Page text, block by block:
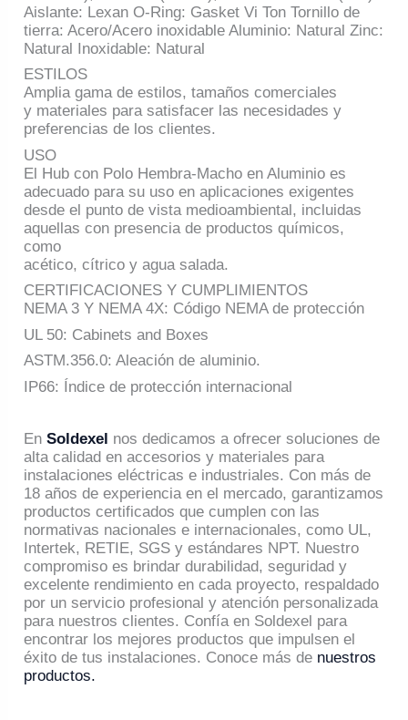
Aislante: Lexan O-Ring: Gasket Vi Ton Tornillo de
tierra: Acero/Acero inoxidable Aluminio: Natural Zinc:
Natural Inoxidable: Natural
ESTILOS
Amplia gama de estilos, tamaños comerciales
y materiales para satisfacer las necesidades y
preferencias de los clientes.
USO
El Hub con Polo Hembra-Macho en Aluminio es
adecuado para su uso en aplicaciones exigentes
desde el punto de vista medioambiental, incluidas
aquellas con presencia de productos químicos,
como
acético, cítrico y agua salada.
CERTIFICACIONES Y CUMPLIMIENTOS
NEMA 3 Y NEMA 4X: Código NEMA de protección
UL 50: Cabinets and Boxes
ASTM.356.0: Aleación de aluminio.
IP66: Índice de protección internacional
EnSoldexel nos dedicamos a ofrecer soluciones de
alta calidad en accesorios y materiales para
instalaciones eléctricas e industriales. Con más de
18 años de experiencia en el mercado, garantizamos
productos certificados que cumplen con las
normativas nacionales e internacionales, como UL,
Intertek, RETIE, SGS y estándares NPT. Nuestro
compromiso es brindar durabilidad, seguridad y
excelente rendimiento en cada proyecto, respaldado
por un servicio profesional y atención personalizada
para nuestros clientes. Confía en Soldexel para
encontrar los mejores productos que impulsen el
éxito de tus instalaciones. Conoce más de nuestros
productos.